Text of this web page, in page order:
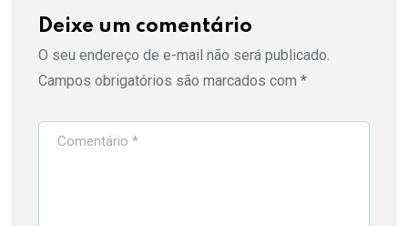
Deixe um comentário
O seu endereço de e-mail não será publicado.
Campos obrigatórios são marcados com *